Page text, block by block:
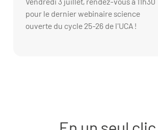
pour le dernier webinaire science
ouverte du cycle 25-26 de l'UCA !